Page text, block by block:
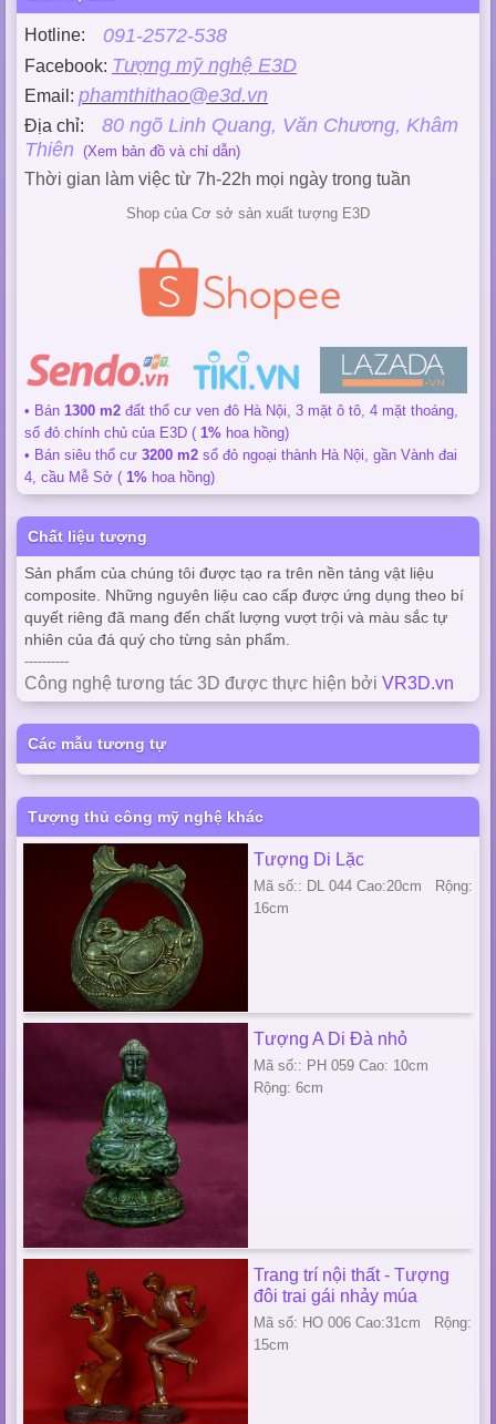
Hotline: 091-2572-538
Facebook: Tượng mỹ nghệ E3D
Email: phamthithao@e3d.vn
Địa chỉ: 80 ngõ Linh Quang, Văn Chương, Khâm
Thiên (Xem bản đồ và chỉ dẫn)
Thời gian làm việc từ 7h-22h mọi ngày trong tuần
Shop của Cơ sở sản xuất tượng E3D
• Bán 1300 m2 đất thổ cư ven đô Hà Nội, 3 mặt ô tô, 4 mặt thoáng,
sổ đỏ chính chủ của E3D ( 1% hoa hồng)
• Bán siêu thổ cư 3200 m2 sổ đỏ ngoại thành Hà Nội, gần Vành đai
4, cầu Mễ Sở ( 1% hoa hồng)
Chất liệu tượng
Sản phẩm của chúng tôi được tạo ra trên nền tảng vật liệu
composite. Những nguyên liệu cao cấp được ứng dụng theo bí
quyết riêng đã mang đến chất lượng vượt trội và màu sắc tự
nhiên của đá quý cho từng sản phẩm.
----------
Công nghệ tương tác 3D được thực hiện bởi VR3D.vn
Các mẫu tương tự
Tượng thủ công mỹ nghệ khác
Tượng Di Lặc
Mã số:: DL 044 Cao:20cm Rộng:
16cm
Tượng A Di Đà nhỏ
Mã số:: PH 059 Cao: 10cm
Rộng: 6cm
Trang trí nội thất - Tượng
đôi trai gái nhảy múa
Mã số: HO 006 Cao:31cm Rộng:
15cm